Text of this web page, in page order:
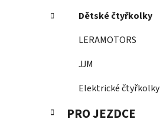
Dětské čtyřkolky
LERAMOTORS
JJM
Elektrické čtyřkolky
PRO JEZDCE